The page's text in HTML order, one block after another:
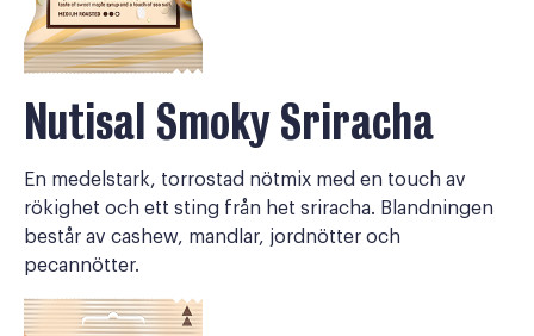
Nutisal Smoky Sriracha
En medelstark, torrostad nötmix med en touch av
rökighet och ett sting från het sriracha. Blandningen
består av cashew, mandlar, jordnötter och
pecannötter.